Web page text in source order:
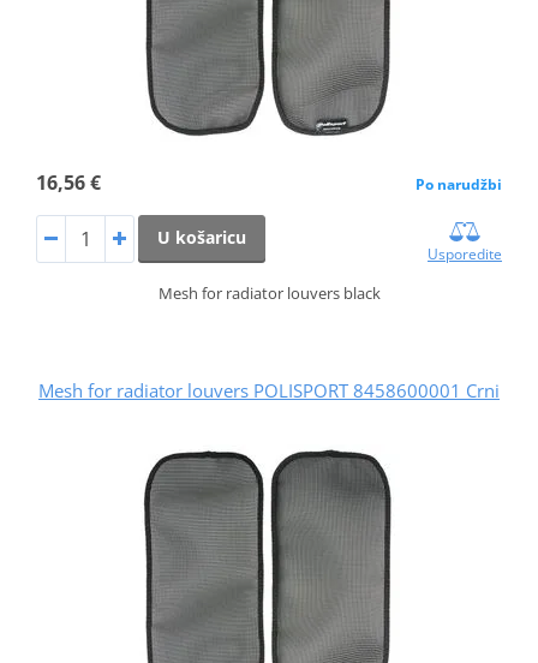
16,56 € Po narudžbi
U košaricu
Usporedite
Mesh for radiator louvers black
Mesh for radiator louvers POLISPORT 8458600001 Crni